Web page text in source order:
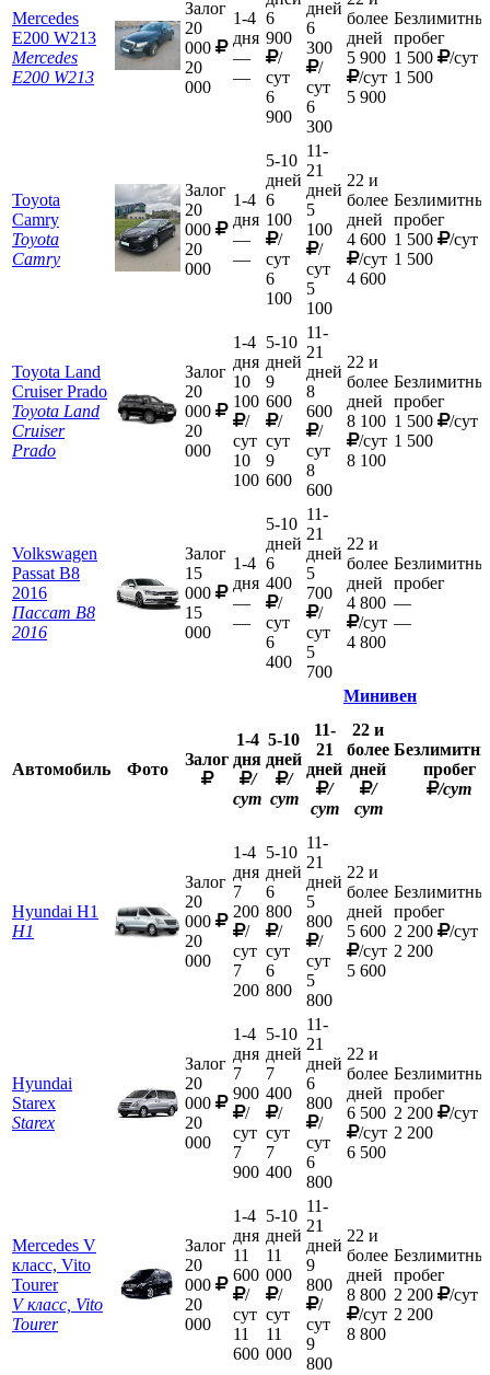
Mercedes
E200 W213
Mercedes
E200 W213
Залог
20
000
20
000
1-4
дня
—
—
6
900
/
сут
6
900
дней
6
300
/
сут
6
300
более
дней
5 900
/сут
5 900
пробег
1 500
/сут
1 500
Toyota
Camry
Toyota
Camry
Залог
20
000
20
000
1-4
дня
—
—
5-10
дней
6
100
/
сут
6
100
11-
21
дней
5
100
/
сут
5
100
22 и
более
дней
4 600
/сут
4 600
пробег
1 500
/сут
1 500
Toyota Land
Cruiser Prado
Toyota Land
Cruiser
Prado
Залог
20
000
20
000
1-4
дня
10
100
/
сут
10
100
5-10
дней
9
600
/
сут
9
600
11-
21
дней
8
600
/
сут
8
600
22 и
более
дней
8 100
/сут
8 100
пробег
1 500
/сут
1 500
Volkswagen
Passat B8
2016
Пассат B8
2016
Залог
15
000
15
000
1-4
дня
—
—
5-10
дней
6
400
/
сут
6
400
11-
21
дней
5
700
/
сут
5
700
22 и
более
дней
4 800
/сут
4 800
пробег
—
—
Минивен
Автомобиль Фото
Залог
1-4
дня
/
сут
5-10
дней
/
сут
11-
21
дней
/
сут
22 и
более
дней
/
сут
пробег
/сут
Hyundai H1
H1
Залог
20
000
20
000
1-4
дня
7
200
/
сут
7
200
5-10
дней
6
800
/
сут
6
800
11-
21
дней
5
800
/
сут
5
800
22 и
более
дней
5 600
/сут
5 600
пробег
2 200
/сут
2 200
Hyundai
Starex
Starex
Залог
20
000
20
000
1-4
дня
7
900
/
сут
7
900
5-10
дней
7
400
/
сут
7
400
11-
21
дней
6
800
/
сут
6
800
22 и
более
дней
6 500
/сут
6 500
пробег
2 200
/сут
2 200
Mercedes V
класс, Vito
Tourer
V класс, Vito
Tourer
Залог
20
000
20
000
1-4
дня
11
600
/
сут
11
600
5-10
дней
11
000
/
сут
11
000
11-
21
дней
9
800
/
сут
9
800
22 и
более
дней
8 800
/сут
8 800
пробег
2 200
/сут
2 200